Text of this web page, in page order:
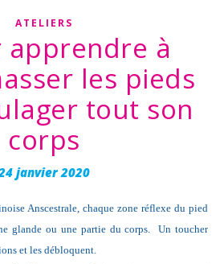
ATELIERS
apprendre à
les pieds
tout son
corps
janvier 2020
glande ou une partie du corps. Un toucher
et les débloquent.